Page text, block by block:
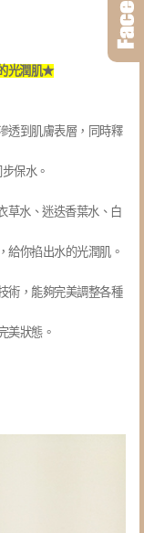
光潤肌★
透到肌膚表層，同時釋
保水。
草水、迷迭香葉水、白
給你掐出水的光潤肌。
術，能夠完美調整各種
美狀態。